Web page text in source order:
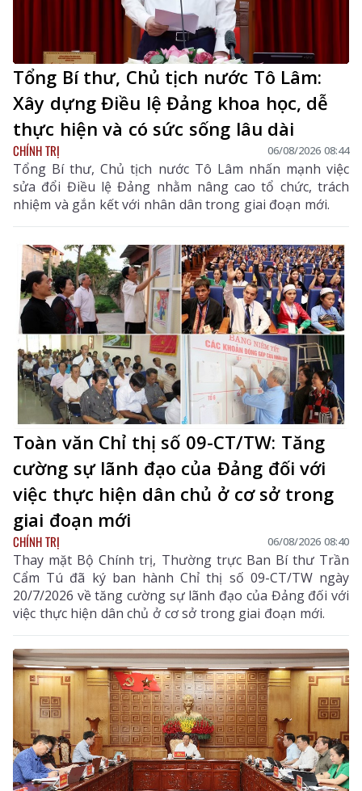
Tổng Bí thư, Chủ tịch nước Tô Lâm:
Xây dựng Điều lệ Đảng khoa học, dễ
thực hiện và có sức sống lâu dài
CHÍNH TRỊ 06/08/2026 08:44
Tổng Bí thư, Chủ tịch nước Tô Lâm nhấn mạnh việc
sửa đổi Điều lệ Đảng nhằm nâng cao tổ chức, trách
nhiệm và gắn kết với nhân dân trong giai đoạn mới.
Toàn văn Chỉ thị số 09-CT/TW: Tăng
cường sự lãnh đạo của Đảng đối với
việc thực hiện dân chủ ở cơ sở trong
giai đoạn mới
CHÍNH TRỊ 06/08/2026 08:40
Thay mặt Bộ Chính trị, Thường trực Ban Bí thư Trần
Cẩm Tú đã ký ban hành Chỉ thị số 09-CT/TW ngày
20/7/2026 về tăng cường sự lãnh đạo của Đảng đối với
việc thực hiện dân chủ ở cơ sở trong giai đoạn mới.